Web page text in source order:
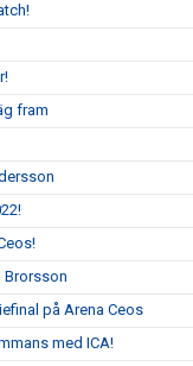
fram
Brorsson
på Arena Ceos
med ICA!